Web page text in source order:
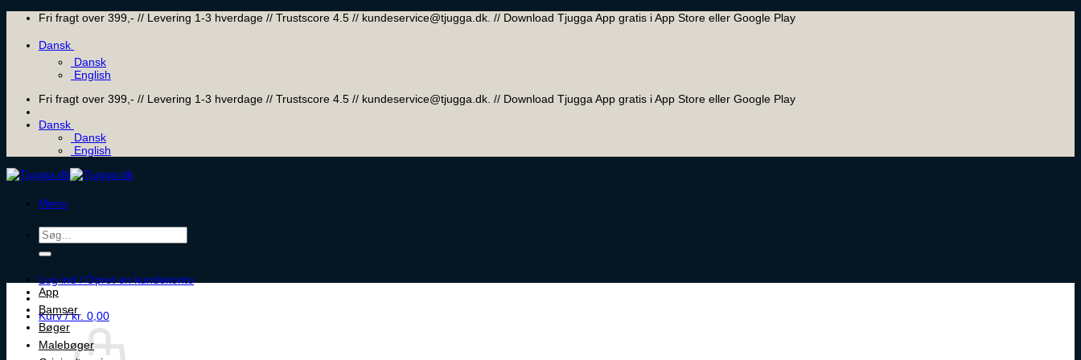
Skip
content
Fri fragt over 399,- // Levering 1-3 hverdage // Trustscore 4.5 // kundeservice@tjugga.dk. // Download Tjugga App gratis i App Store eller Google Play
Dansk
Dansk
English
Fri fragt over 399,- // Levering 1-3 hverdage // Trustscore 4.5 // kundeservice@tjugga.dk. // Download Tjugga App gratis i App Store eller Google Play
Dansk
Dansk
English
Menu
Søg
efter:
Log ind / Opret en kundekonto
Kurv /kr. 0,00
App
Bamser
Bøger
Malebøger